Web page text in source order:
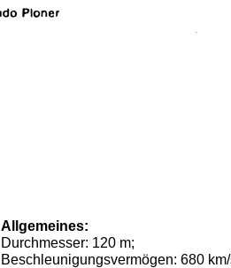
Allgemeines:
Durchmesser: 120 m;
Beschleunigungsvermögen: 680 km/